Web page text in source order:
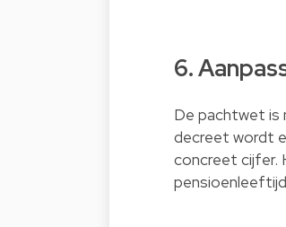
6.
De pachtwet is
decreet wordt
concreet cijfer.